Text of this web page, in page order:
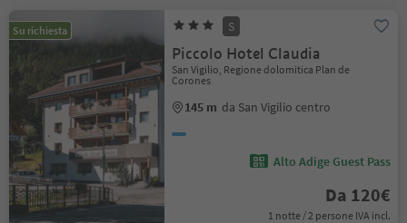
Su richiesta S
Piccolo Hotel Claudia
San Vigilio, Regione dolomitica Plan de
Corones
145 m da San Vigilio centro
Alto Adige Guest Pass
Da 120€
1 notte / 2 persone IVA incl.